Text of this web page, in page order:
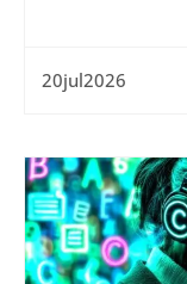
20jul2026